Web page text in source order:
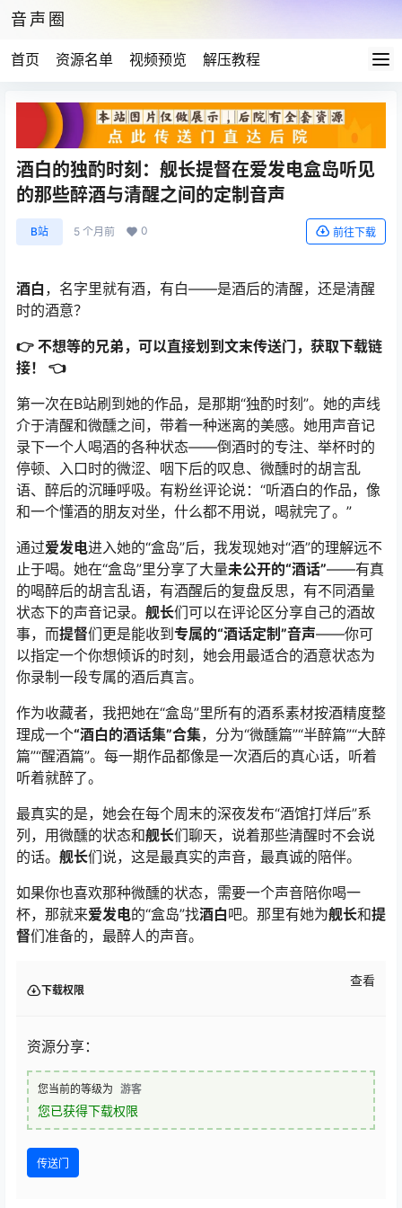
音声圈
首页 资源名单 视频预览 解压教程
酒白的独酌时刻：舰长提督在爱发电盒岛听见
的那些醉酒与清醒之间的定制音声
B站 5 个月前 0 前往下载
酒白 ，名字里就有酒，有白——是酒后的清醒，还是清醒
时的酒意？
👉 不想等的兄弟，可以直接划到文末传送门，获取下载链
接！ 👈
第一次在B站刷到她的作品，是那期“独酌时刻”。她的声线
介于清醒和微醺之间，带着一种迷离的美感。她用声音记
录下一个人喝酒的各种状态——倒酒时的专注、举杯时的
停顿、入口时的微涩、咽下后的叹息、微醺时的胡言乱
语、醉后的沉睡呼吸。有粉丝评论说：“听酒白的作品，像
和一个懂酒的朋友对坐，什么都不用说，喝就完了。”
通过爱发电进入她的“盒岛”后，我发现她对“酒”的理解远不
止于喝。她在“盒岛”里分享了大量未公开的“酒话”——有真
的喝醉后的胡言乱语，有酒醒后的复盘反思，有不同酒量
状态下的声音记录。 舰长们可以在评论区分享自己的酒故
事，而提督们更是能收到专属的“酒话定制”音声——你可
以指定一个你想倾诉的时刻，她会用最适合的酒意状态为
你录制一段专属的酒后真言。
作为收藏者，我把她在“盒岛”里所有的酒系素材按酒精度整
理成一个“酒白的酒话集”合集，分为“微醺篇”“半醉篇”“大醉
篇”“醒酒篇”。每一期作品都像是一次酒后的真心话，听着
听着就醉了。
最真实的是，她会在每个周末的深夜发布“酒馆打烊后”系
列，用微醺的状态和舰长们聊天，说着那些清醒时不会说
的话。 舰长们说，这是最真实的声音，最真诚的陪伴。
如果你也喜欢那种微醺的状态，需要一个声音陪你喝一
杯，那就来爱发电的“盒岛”找酒白吧。那里有她为舰长和提
督们准备的，最醉人的声音。
下载权限
查看
资源分享：
您当前的等级为 游客
您已获得下载权限
传送门